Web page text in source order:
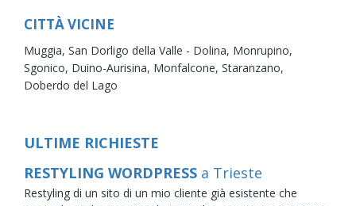
CITTÀ VICINE
Muggia, San Dorligo della Valle - Dolina, Monrupino,
Sgonico, Duino-Aurisina, Monfalcone, Staranzano,
Doberdo del Lago
ULTIME RICHIESTE
RESTYLING WORDPRESS a Trieste
Restyling di un sito di un mio cliente già esistente che